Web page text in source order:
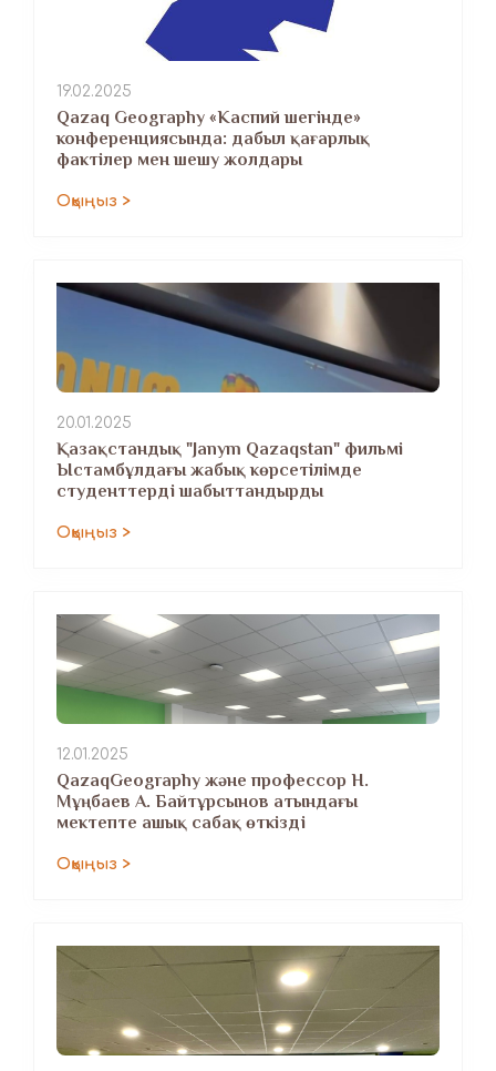
19.02.2025
Qazaq Geography «Каспий шегінде»
конференциясында: дабыл қағарлық
фактілер мен шешу жолдары
Оқыңыз >
20.01.2025
Қазақстандық "Janym Qazaqstan" фильмі
Ыстамбұлдағы жабық көрсетілімде
студенттерді шабыттандырды
Оқыңыз >
12.01.2025
QazaqGeography және профессор Н.
Мұңбаев А. Байтұрсынов атындағы
мектепте ашық сабақ өткізді
Оқыңыз >